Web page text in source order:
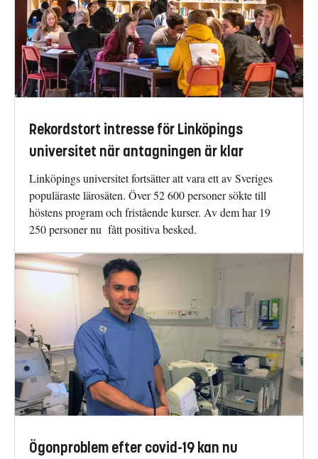
Rekordstort intresse för Linköpings
universitet när antagningen är klar
Linköpings universitet fortsätter att vara ett av Sveriges
populäraste lärosäten. Över 52 600 personer sökte till
höstens program och fristående kurser. Av dem har 19
250 personer nu fått positiva besked.
Ögonproblem efter covid-19 kan nu